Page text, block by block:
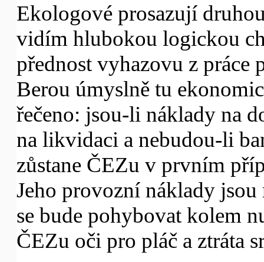
Ekologové prosazují
vidím hlubokou logickou
přednost vyhazovu z práce
Berou úmyslně tu
řečeno: jsou-li náklady na
na likvidaci a nebudou-li
zůstane ČEZu v prvním
Jeho provozní náklady
se bude pohybovat kolem
ČEZu oči pro pláč a ztráta